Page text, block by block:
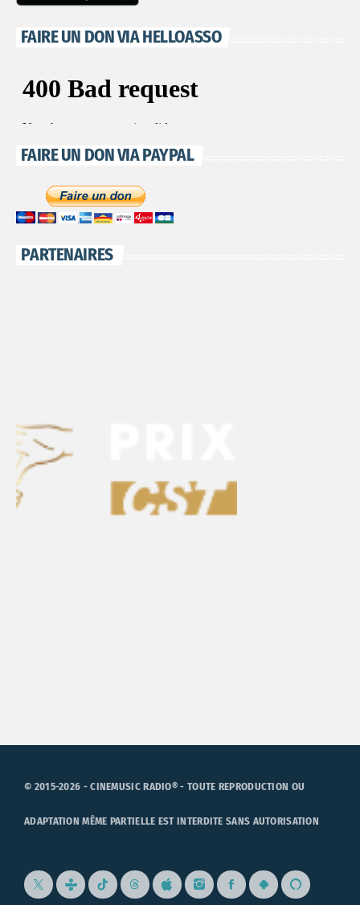
FAIRE UN DON VIA HELLOASSO
FAIRE UN DON VIA PAYPAL
PARTENAIRES
© 2015-2026 - CINEMUSIC RADIO® - TOUTE REPRODUCTION OU
ADAPTATION MÊME PARTIELLE EST INTERDITE SANS AUTORISATION